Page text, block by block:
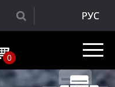
РУС
0